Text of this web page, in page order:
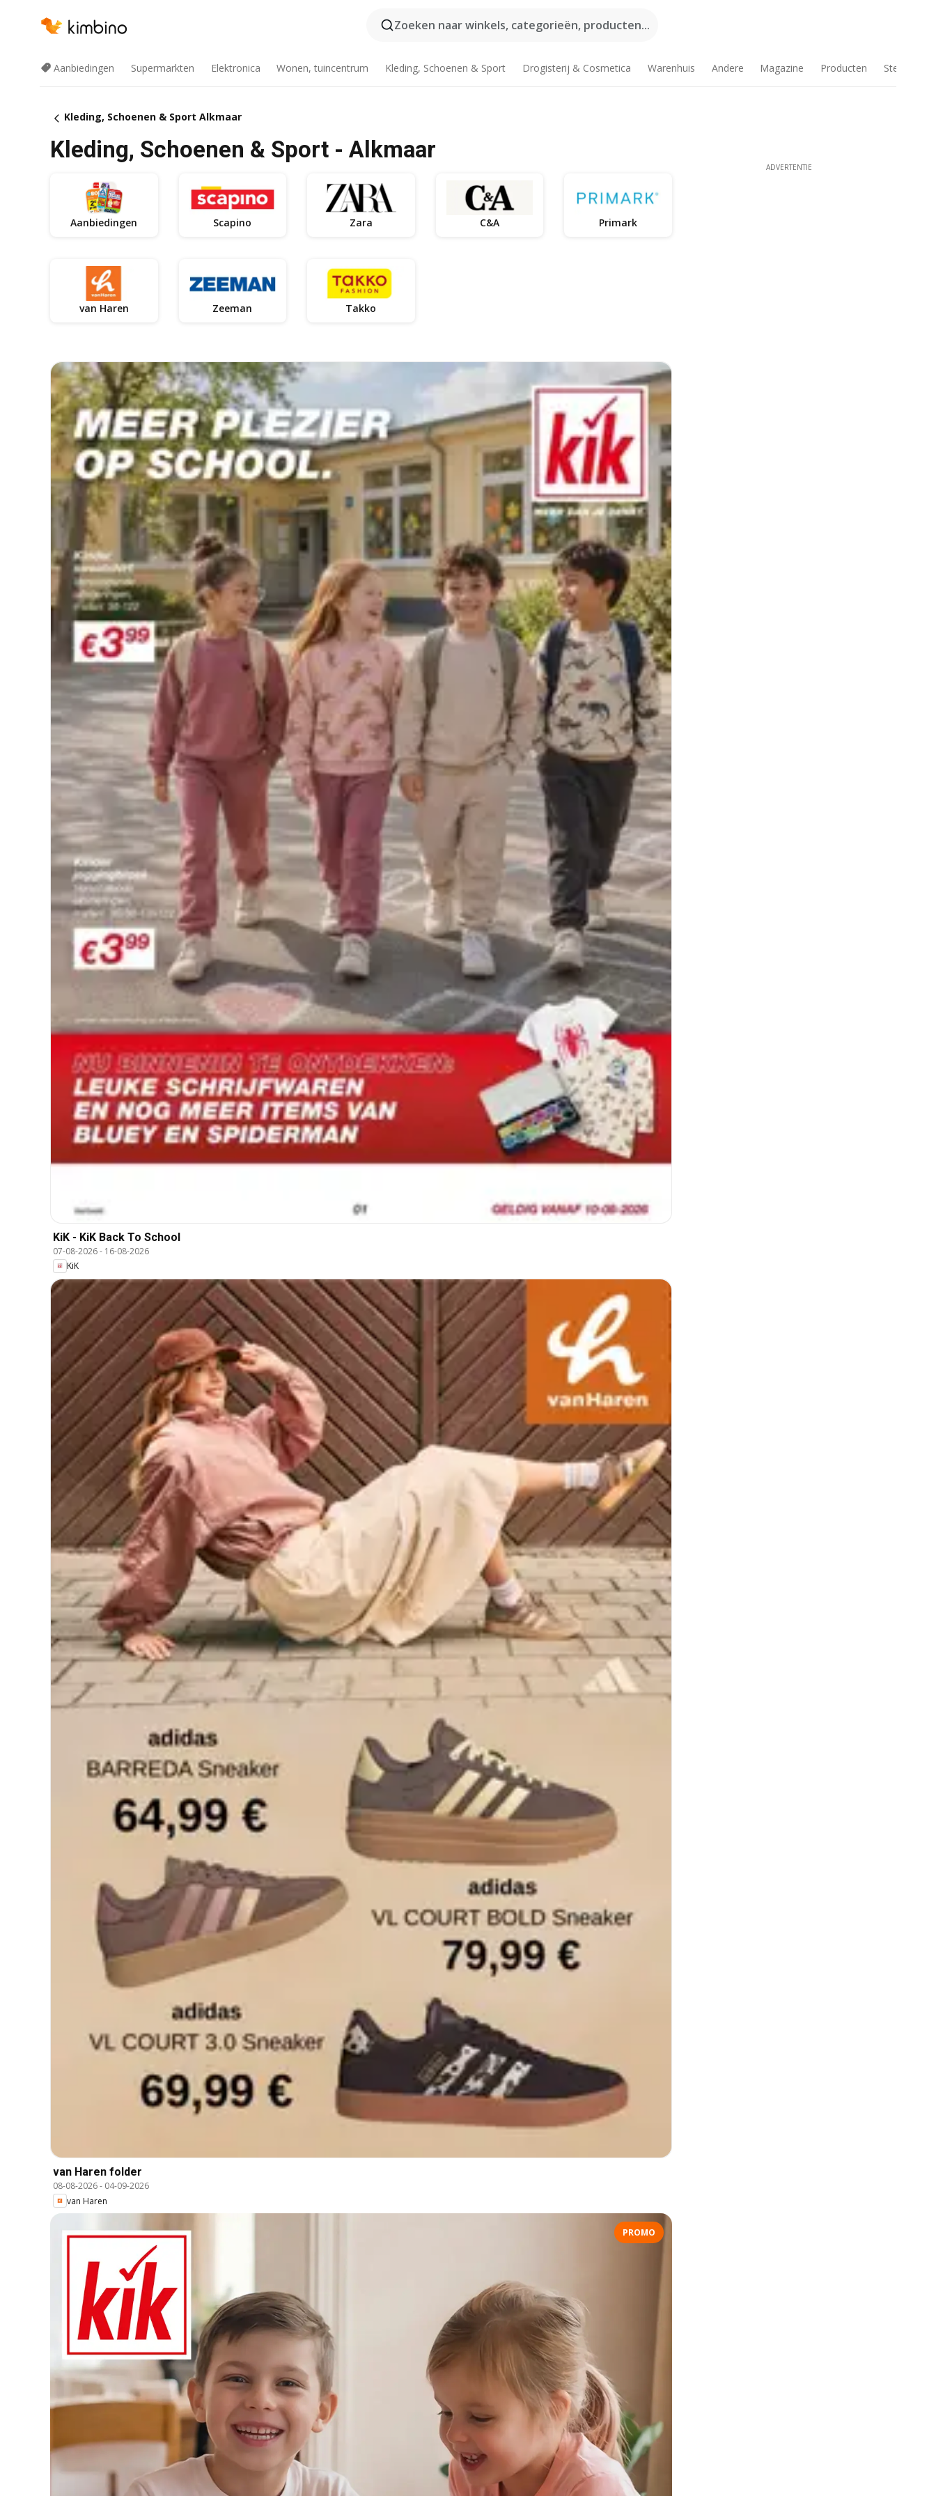
Zoeken naar winkels, categorieën, producten...
Aanbiedingen Supermarkten Elektronica Wonen, tuincentrum Kleding, Schoenen & Sport Drogisterij & Cosmetica Warenhuis Andere Magazine Producten Steden
Kleding, Schoenen & Sport Alkmaar
Kleding, Schoenen & Sport - Alkmaar
Aanbiedingen Scapino Zara C&A Primark
van Haren Zeeman Takko
KiK - KiK Back To School
07-08-2026- 16-08-2026
KiK
van Haren folder
08-08-2026- 04-09-2026
van Haren
PROMO
ADVERTENTIE